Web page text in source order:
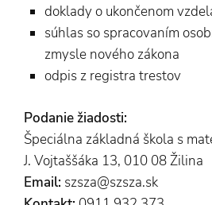
doklady o ukončenom
súhlas so spracovaním
zmysle nového zákona
odpis z registra trestov
Podanie žiadosti:
Špeciálna základná škola s
J. Vojtaššáka 13, 010 08 Žilina
Email: szsza@szsza.sk